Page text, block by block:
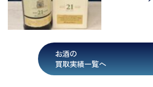
お酒の
買取実績一覧へ